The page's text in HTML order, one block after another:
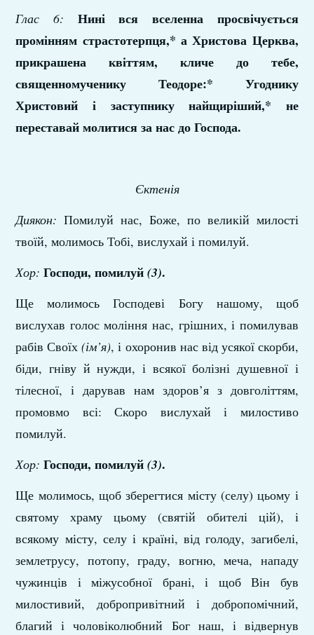
Глас 6:
Нині вся вселенна просвічується
промінням страстотерпця,* а Христова Церква,
прикрашена квіттям, кличе до тебе,
священномученику Теодоре:* Угоднику
Христовий і заступнику найщиріший,* не
переставай молитися за нас до Господа.
Єктенія
Диякон: Помилуй нас, Боже, по великій милості
твоїй, молимось Тобі, вислухай і помилуй.
Хор: Господи, помилуй (3).
Ще молимось Господеві Богу нашому, щоб
вислухав голос моління нас, грішних, і помилував
рабів Своїх(ім’я), і охоронив нас від усякої скорби,
біди, гніву й нужди, і всякої болізні душевної і
тілесної, і дарував нам здоров’я з довголіттям,
промовмо всі: Скоро вислухай і милостиво
помилуй.
Хор: Господи, помилуй (3).
Ще молимось, щоб зберегтися місту (селу) цьому і
святому храму цьому (святій обителі цій), і
всякому місту, селу і країні, від голоду, загибелі,
землетрусу, потопу, граду, вогню, меча, нападу
чужинців і міжусобної брані, і щоб Він був
милостивий, добропривітний і добропомічний,
благий і чоловіколюбний Бог наш, і відвернув